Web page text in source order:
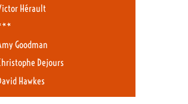
Hérault
Goodman
Dejours
Hawkes